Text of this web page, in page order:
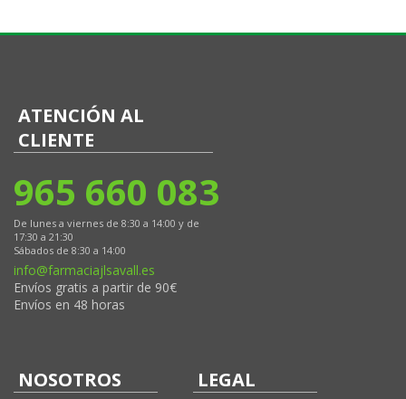
ATENCIÓN AL
CLIENTE
965 660 083
De lunes a viernes de 8:30 a 14:00 y de
17:30 a 21:30
Sábados de 8:30 a 14:00
info@farmaciajlsavall.es
Envíos gratis a partir de 90€
Envíos en 48 horas
NOSOTROS LEGAL